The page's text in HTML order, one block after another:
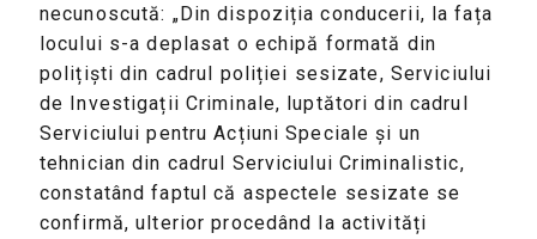
necunoscută: „Din dispoziția conducerii, la fața
locului s-a deplasat o echipă formată din
polițiști din cadrul poliției sesizate, Serviciului
de Investigații Criminale, luptători din cadrul
Serviciului pentru Acțiuni Speciale și un
tehnician din cadrul Serviciului Criminalistic,
constatând faptul că aspectele sesizate se
confirmă, ulterior procedând la activități